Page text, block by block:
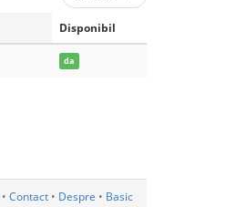
Disponibil
da
• Contact • Despre • Basic